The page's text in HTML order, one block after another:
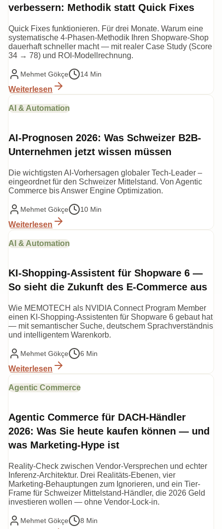
verbessern: Methodik statt Quick Fixes
Quick Fixes funktionieren. Für drei Monate. Warum eine
systematische 4-Phasen-Methodik Ihren Shopware-Shop
dauerhaft schneller macht — mit realer Case Study (Score
34 → 78) und ROI-Modellrechnung.
Mehmet Gökçe 14 Min
Weiterlesen
AI & Automation
AI-Prognosen 2026: Was Schweizer B2B-
Unternehmen jetzt wissen müssen
Die wichtigsten AI-Vorhersagen globaler Tech-Leader –
eingeordnet für den Schweizer Mittelstand. Von Agentic
Commerce bis Answer Engine Optimization.
Mehmet Gökçe 10 Min
Weiterlesen
AI & Automation
KI-Shopping-Assistent für Shopware 6 —
So sieht die Zukunft des E-Commerce aus
Wie MEMOTECH als NVIDIA Connect Program Member
einen KI-Shopping-Assistenten für Shopware 6 gebaut hat
— mit semantischer Suche, deutschem Sprachverständnis
und intelligentem Warenkorb.
Mehmet Gökçe 6 Min
Weiterlesen
Agentic Commerce
Agentic Commerce für DACH-Händler
2026: Was Sie heute kaufen können — und
was Marketing-Hype ist
Reality-Check zwischen Vendor-Versprechen und echter
Inferenz-Architektur. Drei Realitäts-Ebenen, vier
Marketing-Behauptungen zum Ignorieren, und ein Tier-
Frame für Schweizer Mittelstand-Händler, die 2026 Geld
investieren wollen — ohne Vendor-Lock-in.
Mehmet Gökçe 8 Min